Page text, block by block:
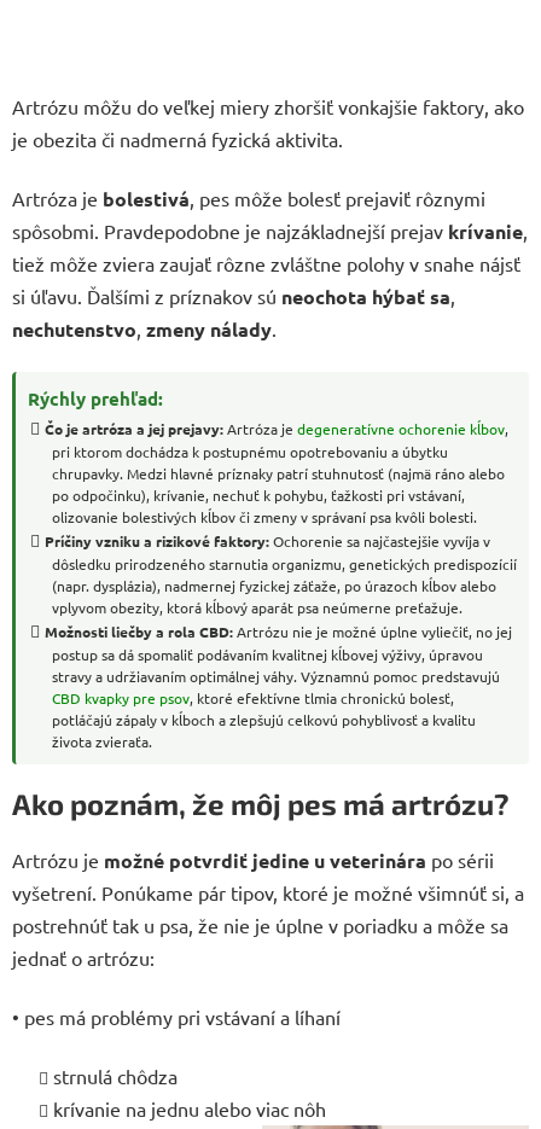
Artrózu môžu do veľkej miery zhoršiť vonkajšie faktory, ako
je obezita či nadmerná fyzická aktivita.
Artróza je bolestivá, pes môže bolesť prejaviť rôznymi
spôsobmi. Pravdepodobne je najzákladnejší prejav krívanie,
tiež môže zviera zaujať rôzne zvláštne polohy v snahe nájsť
si úľavu. Ďalšími z príznakov sú neochota hýbať sa,
nechutenstvo, zmeny nálady.
Rýchly prehľad:
Čo je artróza a jej prejavy:Artróza je degeneratívne ochorenie kĺbov,
pri ktorom dochádza k postupnému opotrebovaniu a úbytku
chrupavky. Medzi hlavné príznaky patrí stuhnutosť (najmä ráno alebo
po odpočinku), krívanie, nechuť k pohybu, ťažkosti pri vstávaní,
olizovanie bolestivých kĺbov či zmeny v správaní psa kvôli bolesti.
Príčiny vzniku a rizikové faktory:Ochorenie sa najčastejšie vyvíja v
dôsledku prirodzeného starnutia organizmu, genetických predispozícií
(napr. dysplázia), nadmernej fyzickej záťaže, po úrazoch kĺbov alebo
vplyvom obezity, ktorá kĺbový aparát psa neúmerne preťažuje.
Možnosti liečby a rola CBD:Artrózu nie je možné úplne vyliečiť, no jej
postup sa dá spomaliť podávaním kvalitnej kĺbovej výživy, úpravou
stravy a udržiavaním optimálnej váhy. Významnú pomoc predstavujú
CBD kvapky pre psov, ktoré efektívne tlmia chronickú bolesť,
potláčajú zápaly v kĺboch a zlepšujú celkovú pohyblivosť a kvalitu
života zvieraťa.
Ako poznám, že môj pes má artrózu?
Artrózu je možné potvrdiť jedine u veterinára po sérii
vyšetrení. Ponúkame pár tipov, ktoré je možné všimnúť si, a
postrehnúť tak u psa, že nie je úplne v poriadku a môže sa
jednať o artrózu:
• pes má problémy pri vstávaní a líhaní
strnulá chôdza
krívanie na jednu alebo viac nôh